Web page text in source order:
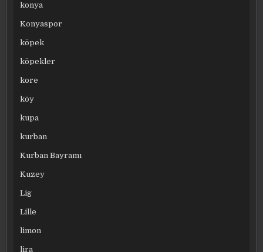
konya
Konyaspor
köpek
köpekler
kore
köy
kupa
kurban
Kurban Bayramı
Kuzey
Lig
Lille
limon
lira